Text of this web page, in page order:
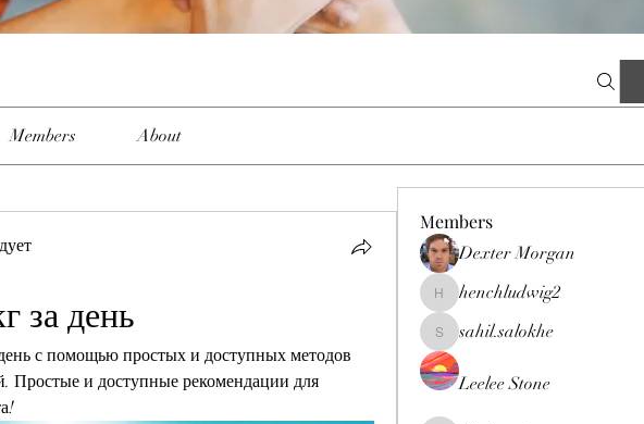
Members About
за день
с помощью простых и доступных методов
Простые и доступные рекомендации для
Members
Dexter Morgan
henchludwig2
henchludwig2
sahil.salokhe
sahil.salokhe
Leelee Stone